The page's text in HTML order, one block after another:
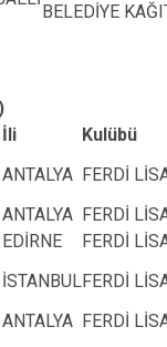
BELEDİYE
İli Kulübü
ANTALYA FERDİ
ANTALYA FERDİ
EDİRNE FERDİ
İSTANBULFERDİ
ANTALYA FERDİ